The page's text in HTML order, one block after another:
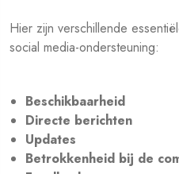
Hier zijn verschillende
social media-ondersteuning:
Beschikbaarheid
Directe berichten
Updates
Betrokkenheid bij de